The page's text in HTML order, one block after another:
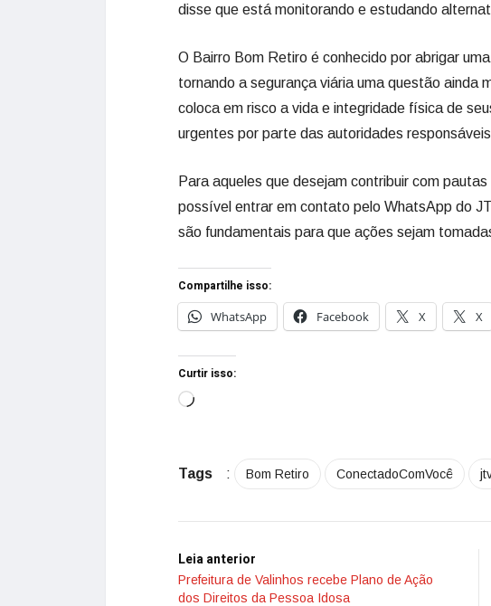
disse que está monitorando e estudando
O Bairro Bom Retiro é conhecido por abrigar
tornando a segurança viária uma questão ainda
coloca em risco a vida e integridade física de
urgentes por parte das autoridades
Para aqueles que desejam contribuir com
possível entrar em contato pelo WhatsApp do
são fundamentais para que ações sejam
Compartilhe isso:
WhatsApp
Facebook X X
Curtir isso:
Tags : Bom Retiro ConectadoComVocê
Leia anterior
Prefeitura de Valinhos recebe Plano de Ação
dos Direitos da Pessoa Idosa